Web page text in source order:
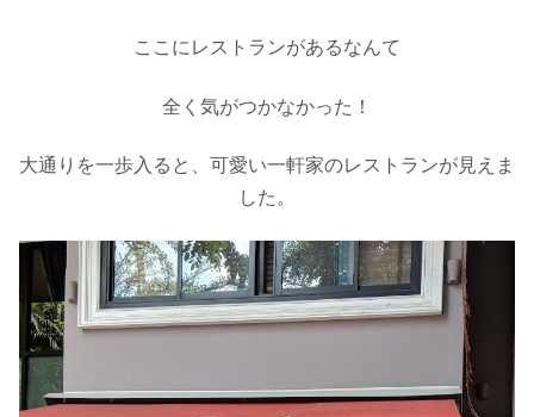
ここにレストランがあるなんて
全く気がつかなかった！
大通りを一歩入ると、可愛い一軒家のレストランが見えま
した。